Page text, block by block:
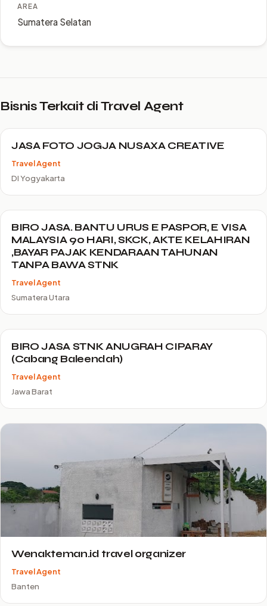
AREA
Sumatera Selatan
Bisnis Terkait di Travel Agent
JASA FOTO JOGJA NUSAXA CREATIVE
Travel Agent
DI Yogyakarta
BIRO JASA. BANTU URUS E PASPOR, E VISA
MALAYSIA 90 HARI, SKCK, AKTE KELAHIRAN
,BAYAR PAJAK KENDARAAN TAHUNAN
TANPA BAWA STNK
Travel Agent
Sumatera Utara
BIRO JASA STNK ANUGRAH CIPARAY
(Cabang Baleendah)
Travel Agent
Jawa Barat
Wenakteman.id travel organizer
Travel Agent
Banten